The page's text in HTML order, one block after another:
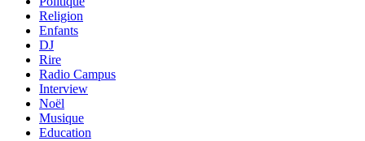
Religion
Enfants
DJ
Rire
Radio Campus
Interview
Noël
Musique
Education